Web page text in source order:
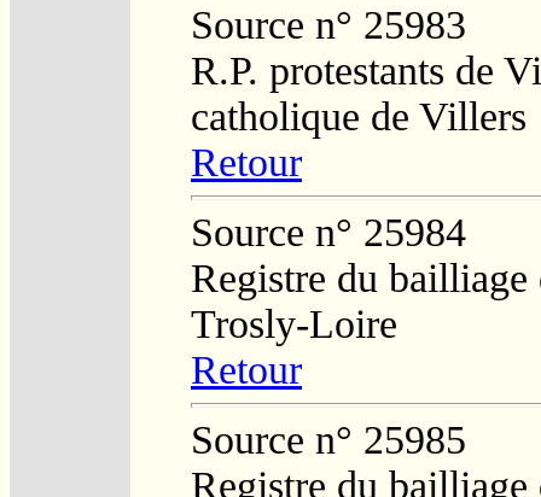
Source n° 25983
R.P. protestants de
catholique de Villers
Retour
Source n° 25984
Registre du bailliage
Trosly-Loire
Retour
Source n° 25985
Registre du bailliage